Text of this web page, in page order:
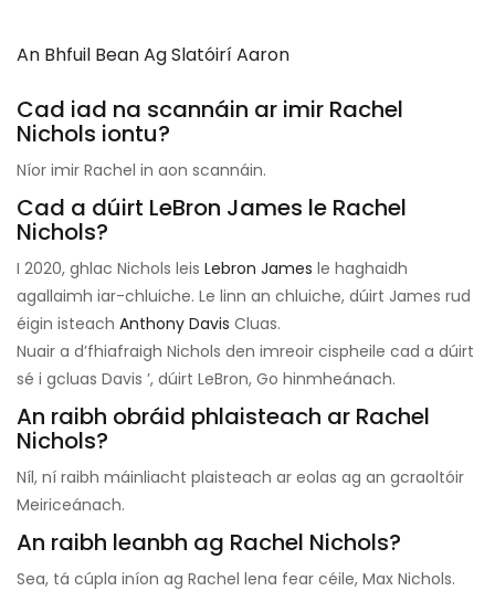
An Bhfuil Bean Ag Slatóirí Aaron
Cad iad na scannáin ar imir Rachel
Nichols iontu?
Níor imir Rachel in aon scannáin.
Cad a dúirt LeBron James le Rachel
Nichols?
I 2020, ghlac Nichols leis Lebron James le haghaidh
agallaimh iar-chluiche. Le linn an chluiche, dúirt James rud
éigin isteach Anthony Davis Cluas.
Nuair a d’fhiafraigh Nichols den imreoir cispheile cad a dúirt
sé i gcluas Davis ’, dúirt LeBron, Go hinmheánach.
An raibh obráid phlaisteach ar Rachel
Nichols?
Níl, ní raibh máinliacht plaisteach ar eolas ag an gcraoltóir
Meiriceánach.
An raibh leanbh ag Rachel Nichols?
Sea, tá cúpla iníon ag Rachel lena fear céile, Max Nichols.